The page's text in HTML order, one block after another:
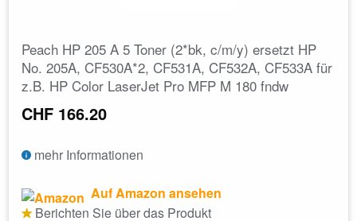
Peach HP 205 A 5 Toner (2*bk, c/m/y) ersetzt HP
No. 205A, CF530A*2, CF531A, CF532A, CF533A für
z.B. HP Color LaserJet Pro MFP M 180 fndw
CHF 166.20
mehr Informationen
Auf Amazon ansehen
Berichten Sie über das Produkt